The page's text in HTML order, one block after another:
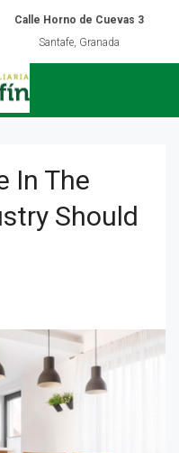
Calle Horno de Cuevas 3
Santafe, Granada
In The
Should